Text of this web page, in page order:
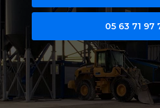
05 63 71 97